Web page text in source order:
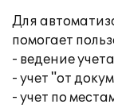
Для
помогает
- ведение
- учет "от
- учет по